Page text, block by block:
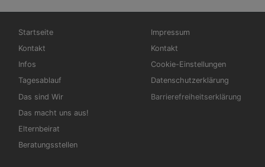
Hauptnavigation
Startseite
Kontakt
Infos
Tagesablauf
Das sind Wir
Das macht uns aus!
Elternbeirat
Beratungsstellen
Fußbereichsmenü
Impressum
Kontakt
Cookie-Einstellungen
Datenschutzerklärung
Barrierefreiheitserklärung